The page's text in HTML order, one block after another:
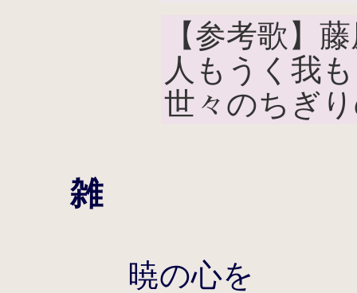
【参考歌】
人もうく我
世々のちぎ
雑
暁の心を